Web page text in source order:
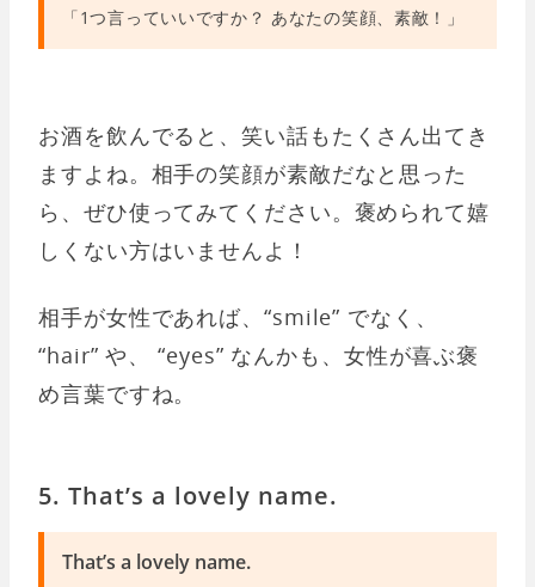
「1つ言っていいですか？ あなたの笑顔、素敵！」
お酒を飲んでると、笑い話もたくさん出てき
ますよね。相手の笑顔が素敵だなと思った
ら、ぜひ使ってみてください。褒められて嬉
しくない方はいませんよ！
相手が女性であれば、“smile” でなく、
“hair” や、 “eyes” なんかも、女性が喜ぶ褒
め言葉ですね。
5. That’s a lovely name.
That’s a lovely name.